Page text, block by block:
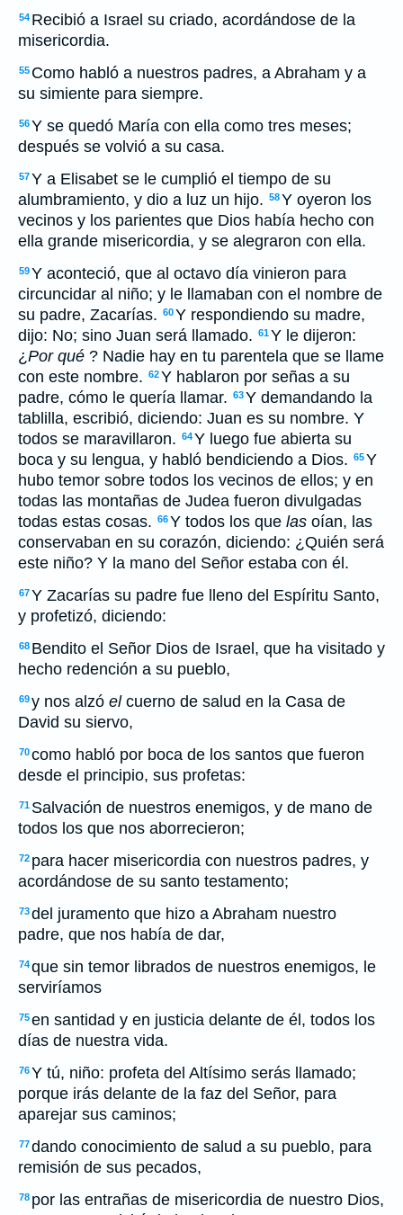
54 Recibió a Israel su criado, acordándose de la
misericordia.
55 Como habló a nuestros padres, a Abraham y a
su simiente para siempre.
56Y se quedó María con ella como tres meses;
después se volvió a su casa.
57Y a Elisabet se le cumplió el tiempo de su
alumbramiento, y dio a luz un hijo. 58Y oyeron los
vecinos y los parientes que Dios había hecho con
ella grande misericordia, y se alegraron con ella.
59Y aconteció, que al octavo día vinieron para
circuncidar al niño; y le llamaban con el nombre de
su padre, Zacarías. 60Y respondiendo su madre,
dijo: No; sino Juan será llamado. 61Y le dijeron:
¿Por qué ? Nadie hay en tu parentela que se llame
con este nombre. 62Y hablaron por señas a su
padre, cómo le quería llamar. 63Y demandando la
tablilla, escribió, diciendo: Juan es su nombre. Y
todos se maravillaron. 64Y luego fue abierta su
boca y su lengua, y habló bendiciendo a Dios. 65Y
hubo temor sobre todos los vecinos de ellos; y en
todas las montañas de Judea fueron divulgadas
todas estas cosas. 66Y todos los que las oían, las
conservaban en su corazón, diciendo: ¿Quién será
este niño? Y la mano del Señor estaba con él.
67Y Zacarías su padre fue lleno del Espíritu Santo,
y profetizó, diciendo:
68 Bendito el Señor Dios de Israel, que ha visitado y
hecho redención a su pueblo,
69y nos alzó elcuerno de salud en la Casa de
David su siervo,
70como habló por boca de los santos que fueron
desde el principio, sus profetas:
71 Salvación de nuestros enemigos, y de mano de
todos los que nos aborrecieron;
72 para hacer misericordia con nuestros padres, y
acordándose de su santo testamento;
73del juramento que hizo a Abraham nuestro
padre, que nos había de dar,
74que sin temor librados de nuestros enemigos, le
serviríamos
75en santidad y en justicia delante de él, todos los
días de nuestra vida.
76Y tú, niño: profeta del Altísimo serás llamado;
porque irás delante de la faz del Señor, para
aparejar sus caminos;
77dando conocimiento de salud a su pueblo, para
remisión de sus pecados,
78 por las entrañas de misericordia de nuestro Dios,